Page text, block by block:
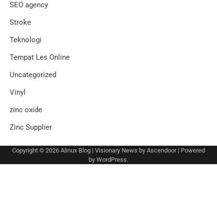
SEO agency
Stroke
Teknologi
Tempat Les Online
Uncategorized
Vinyl
zinc oxide
Zinc Supplier
Copyright © 2026 Alinux Blog | Visionary News by Ascendoor| Powered
by WordPress.